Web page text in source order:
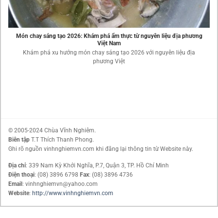
Món chay sáng tạo 2026: Khám phá ẩm thực từ nguyên liệu địa phương
Việt Nam
Khám phá xu hướng món chay sáng tạo 2026 với nguyên liệu địa
phương Việt
© 2005-2024 Chùa Vĩnh Nghiêm.
Biên tập T.T Thích Thanh Phong.
Ghi rõ nguồn vinhnghiemvn.com khi đăng lại thông tin từ Website này.
Địa chỉ: 339 Nam Kỳ Khởi Nghĩa, P.7, Quận 3, TP. Hồ Chí Minh
Điện thoại: (08) 3896 6798 Fax: (08) 3896 4736
Email : vinhnghiemvn@yahoo.com
Website: http://www.vinhnghiemvn.com